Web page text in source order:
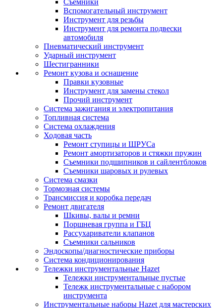
Съемники
Вспомогательный инструмент
Инструмент для резьбы
Инструмент для ремонта подвески
автомобиля
Пневматический инструмент
Ударный инструмент
Шестигранники
Ремонт кузова и оснащение
Правки кузовные
Инструмент для замены стекол
Прочий инструмент
Система зажигания и электропитания
Топливная система
Система охлаждения
Ходовая часть
Ремонт ступицы и ШРУСа
Ремонт амортизаторов и стяжки пружин
Съемники подшипников и сайлентблоков
Съемники шаровых и рулевых
Система смазки
Тормозная системы
Трансмиссия и коробка передач
Ремонт двигателя
Шкивы, валы и ремни
Поршневая группа и ГБЦ
Рассухариватели клапанов
Съемники сальников
Эндоскопы/диагностические приборы
Система кондиционирования
Тележки инструментальные Hazet
Тележки инструментальные пустые
Тележк инструментальные с набором
инструмента
Инструментальные наборы Hazet для мастерских